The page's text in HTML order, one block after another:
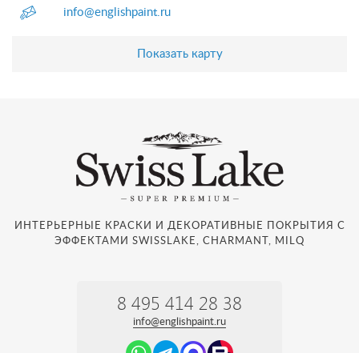
info@englishpaint.ru
Показать карту
ИНТЕРЬЕРНЫЕ КРАСКИ И ДЕКОРАТИВНЫЕ ПОКРЫТИЯ С
ЭФФЕКТАМИ SWISSLAKE, CHARMANT, MILQ
8 495 414 28 38
info@englishpaint.ru